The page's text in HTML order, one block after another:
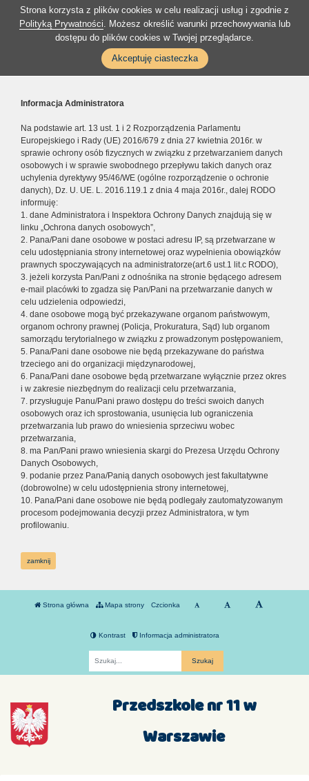
Strona korzysta z plików cookies w celu realizacji usług i zgodnie z
Polityką Prywatności. Możesz określić warunki przechowywania lub
dostępu do plików cookies w Twojej przeglądarce.
Akceptuję ciasteczka
Informacja Administratora
Na podstawie art. 13 ust. 1 i 2 Rozporządzenia Parlamentu
Europejskiego i Rady (UE) 2016/679 z dnia 27 kwietnia 2016r. w
sprawie ochrony osób fizycznych w związku z przetwarzaniem danych
osobowych i w sprawie swobodnego przepływu takich danych oraz
uchylenia dyrektywy 95/46/WE (ogólne rozporządzenie o ochronie
danych), Dz. U. UE. L. 2016.119.1 z dnia 4 maja 2016r., dalej RODO
informuję:
1. dane Administratora i Inspektora Ochrony Danych znajdują się w
linku „Ochrona danych osobowych”,
2. Pana/Pani dane osobowe w postaci adresu IP, są przetwarzane w
celu udostępniania strony internetowej oraz wypełnienia obowiązków
prawnych spoczywających na administratorze(art.6 ust.1 lit.c RODO),
3. jeżeli korzysta Pan/Pani z odnośnika na stronie będącego adresem
e-mail placówki to zgadza się Pan/Pani na przetwarzanie danych w
celu udzielenia odpowiedzi,
4. dane osobowe mogą być przekazywane organom państwowym,
organom ochrony prawnej (Policja, Prokuratura, Sąd) lub organom
samorządu terytorialnego w związku z prowadzonym postępowaniem,
5. Pana/Pani dane osobowe nie będą przekazywane do państwa
trzeciego ani do organizacji międzynarodowej,
6. Pana/Pani dane osobowe będą przetwarzane wyłącznie przez okres
i w zakresie niezbędnym do realizacji celu przetwarzania,
7. przysługuje Panu/Pani prawo dostępu do treści swoich danych
osobowych oraz ich sprostowania, usunięcia lub ograniczenia
przetwarzania lub prawo do wniesienia sprzeciwu wobec
przetwarzania,
8. ma Pan/Pani prawo wniesienia skargi do Prezesa Urzędu Ochrony
Danych Osobowych,
9. podanie przez Pana/Panią danych osobowych jest fakultatywne
(dobrowolne) w celu udostępnienia strony internetowej,
10. Pana/Pani dane osobowe nie będą podlegały zautomatyzowanym
procesom podejmowania decyzji przez Administratora, w tym
profilowaniu.
zamknij
Strona główna Mapa strony Czcionka
Kontrast Informacja administratora
Przedszkole nr 11 w
Warszawie